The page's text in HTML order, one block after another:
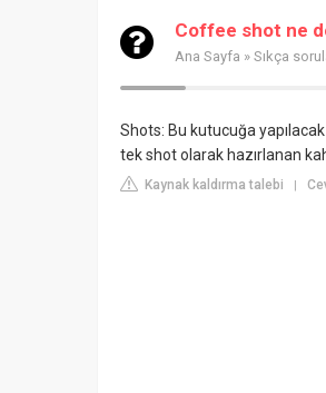
Coffee shot ne
Ana Sayfa » Sıkça
Shots: Bu kutucuğa
tek shot olarak hazırlanan
Kaynak kaldırma talebi |